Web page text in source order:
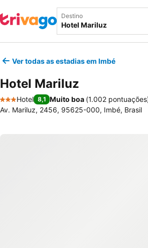
Destino
Ver todas as estadias em Imbé
Hotel Mariluz
3 Estrelas
Hotel 8,1 Muito boa (1.002 pontuações
Av. Mariluz, 2456, 95625-000, Imbé, Brasil